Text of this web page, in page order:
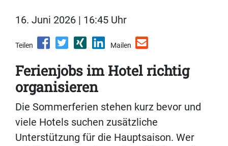
16. Juni 2026 | 16:45 Uhr
Teilen Mailen
Ferienjobs im Hotel richtig
organisieren
Die Sommerferien stehen kurz bevor und
viele Hotels suchen zusätzliche
Unterstützung für die Hauptsaison. Wer